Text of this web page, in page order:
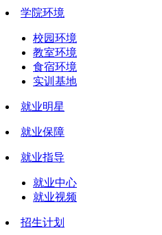
学院环境
校园环境
教室环境
食宿环境
实训基地
就业明星
就业保障
就业指导
就业中心
就业视频
招生计划